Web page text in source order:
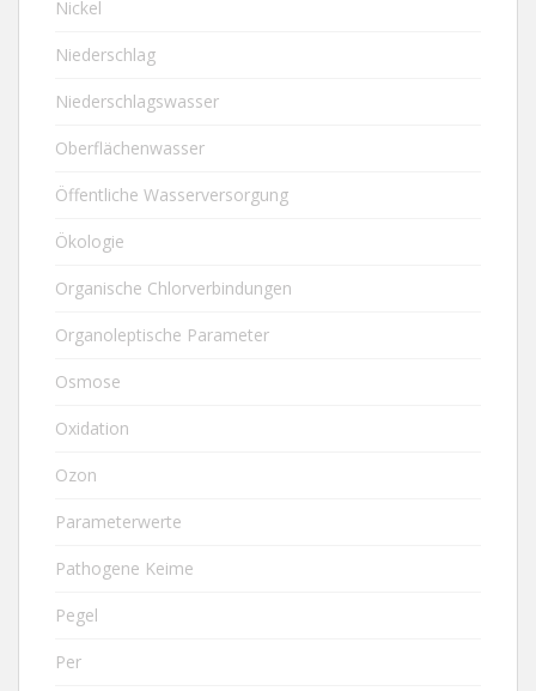
Nickel
Niederschlag
Niederschlagswasser
Oberflächenwasser
Öffentliche Wasserversorgung
Ökologie
Organische Chlorverbindungen
Organoleptische Parameter
Osmose
Oxidation
Ozon
Parameterwerte
Pathogene Keime
Pegel
Per